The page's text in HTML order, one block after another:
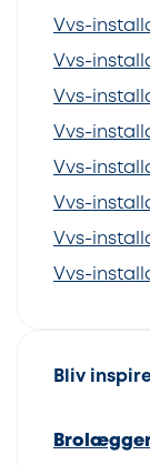
Vvs-
Vvs-
Vvs-
Vvs-
Vvs-
Vvs-
Vvs-
Vvs-
Bliv